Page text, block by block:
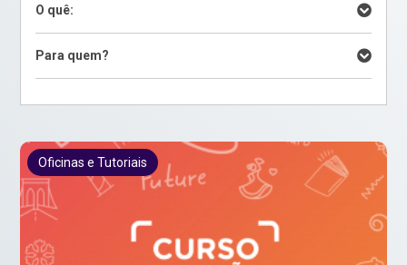
O quê:
Para quem?
Oficinas e Tutoriais